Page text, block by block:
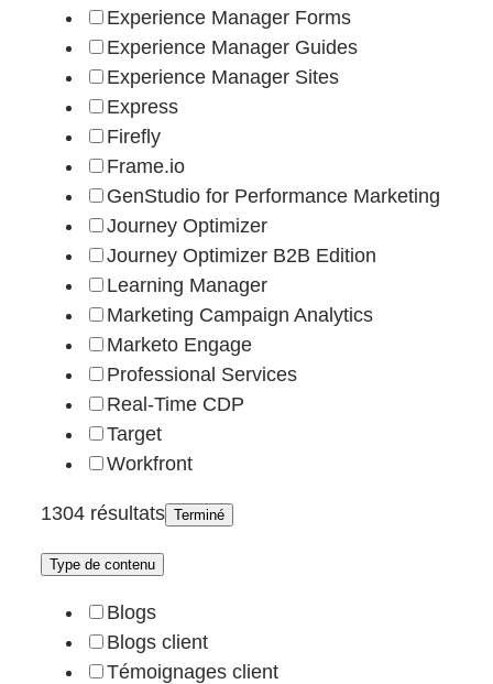
Experience Manager Forms
Experience Manager Guides
Experience Manager Sites
Express
Firefly
Frame.io
GenStudio for Performance Marketing
Journey Optimizer
Journey Optimizer B2B Edition
Learning Manager
Marketing Campaign Analytics
Marketo Engage
Professional Services
Real-Time CDP
Target
Workfront
1304 résultats Terminé
Type de contenu
Blogs
Blogs client
Témoignages client